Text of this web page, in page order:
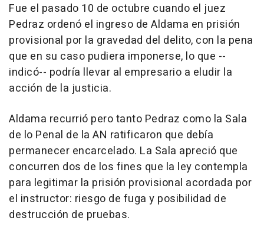
Fue el pasado 10 de octubre cuando el juez
Pedraz ordenó el ingreso de Aldama en prisión
provisional por la gravedad del delito, con la pena
que en su caso pudiera imponerse, lo que --
indicó-- podría llevar al empresario a eludir la
acción de la justicia.
Aldama recurrió pero tanto Pedraz como la Sala
de lo Penal de la AN ratificaron que debía
permanecer encarcelado. La Sala apreció que
concurren dos de los fines que la ley contempla
para legitimar la prisión provisional acordada por
el instructor: riesgo de fuga y posibilidad de
destrucción de pruebas.